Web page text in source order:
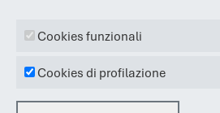
Sito Web e SEO creati da:
Cookies funzionali
Cookies di profilazione